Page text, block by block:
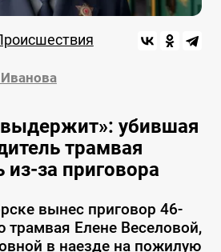
убившая
трамвая
за приговора
вынес приговор 46-
трамвая Елене Веселовой,
в наезде на пожилую